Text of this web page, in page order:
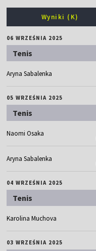
Wyniki (K)
06 WRZEŚNIA 2025
Tenis
Aryna Sabalenka
05 WRZEŚNIA 2025
Tenis
Naomi Osaka
Aryna Sabalenka
04 WRZEŚNIA 2025
Tenis
Karolina Muchova
03 WRZEŚNIA 2025